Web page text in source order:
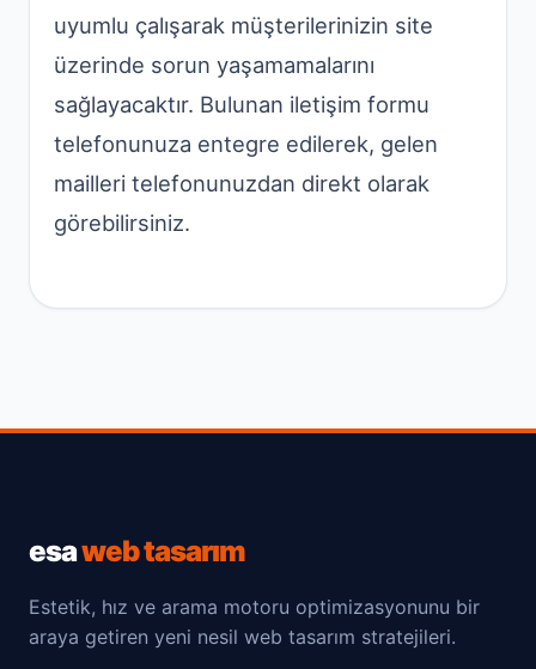
uyumlu çalışarak müşterilerinizin site
üzerinde sorun yaşamamalarını
sağlayacaktır. Bulunan iletişim formu
telefonunuza entegre edilerek, gelen
mailleri telefonunuzdan direkt olarak
görebilirsiniz.
esaweb tasarım
Estetik, hız ve arama motoru optimizasyonunu bir
araya getiren yeni nesil web tasarım stratejileri.